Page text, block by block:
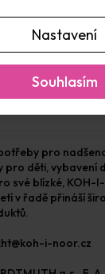
Nastavení
Souhlasím
obsahuje 100ks.
30cm.
pro
pro děti, vybavení
své blízké, KOH-
v řadě přináší
i-noor.cz